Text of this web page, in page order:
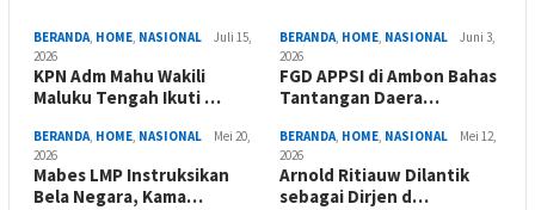
BERANDA, HOME, NASIONAL
Juli 15,
2026
KPN Adm Mahu Wakili
Maluku Tengah Ikuti …
BERANDA, HOME, NASIONAL
Juni 3,
2026
FGD APPSI di Ambon Bahas
Tantangan Daera…
BERANDA, HOME, NASIONAL
Mei 20,
2026
Mabes LMP Instruksikan
Bela Negara, Kama…
BERANDA, HOME, NASIONAL
Mei 12,
2026
Arnold Ritiauw Dilantik
sebagai Dirjen d…